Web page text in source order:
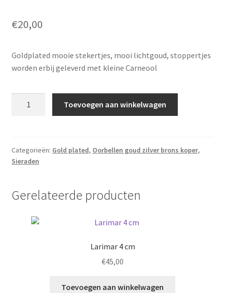
€20,00
Goldplated mooie stekertjes, mooi lichtgoud, stoppertjes
worden erbij geleverd met kleine Carneool
Toevoegen aan winkelwagen
Categorieën: Gold plated, Oorbellen goud zilver brons koper,
Sieraden
Gerelateerde producten
Larimar 4 cm
€45,00
Toevoegen aan winkelwagen